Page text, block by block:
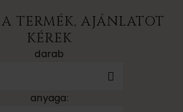
TERMÉK, AJÁNLATOT
KÉREK
darab
anyaga: